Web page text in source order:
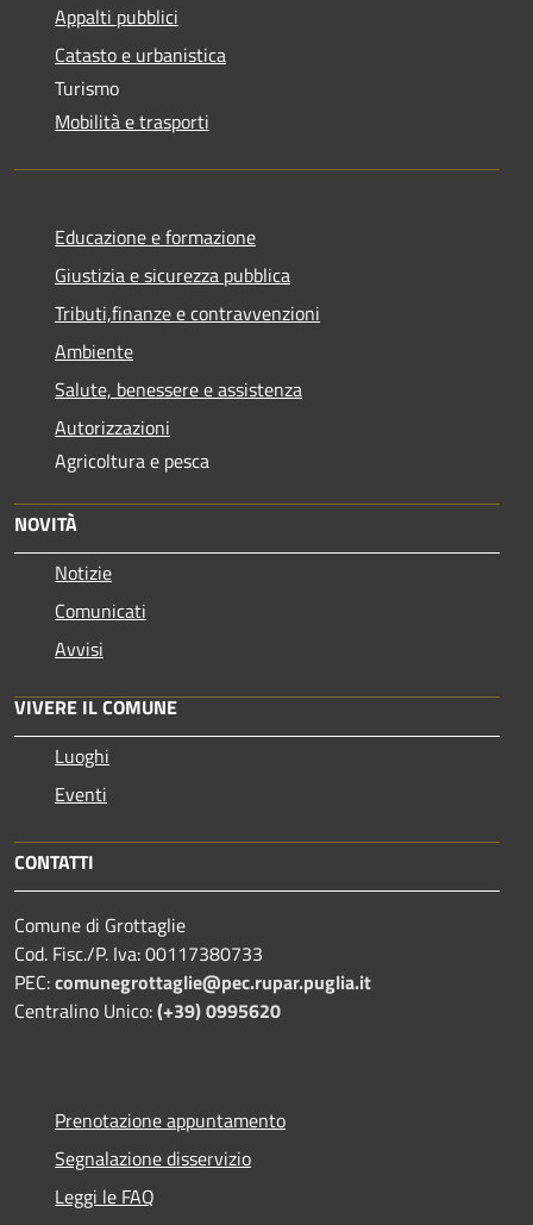
Appalti pubblici
Catasto e urbanistica
Turismo
Mobilità e trasporti
Educazione e formazione
Giustizia e sicurezza pubblica
Tributi,finanze e contravvenzioni
Ambiente
Salute, benessere e assistenza
Autorizzazioni
Agricoltura e pesca
NOVITÀ
Notizie
Comunicati
Avvisi
VIVERE IL COMUNE
Luoghi
Eventi
CONTATTI
Comune di Grottaglie
Cod. Fisc./P. Iva: 00117380733
PEC:comunegrottaglie@pec.rupar.puglia.it
Centralino Unico:(+39) 0995620
Prenotazione appuntamento
Segnalazione disservizio
Leggi le FAQ